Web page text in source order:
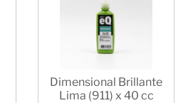
Dimensional Brillante
Lima (911) x 40 cc